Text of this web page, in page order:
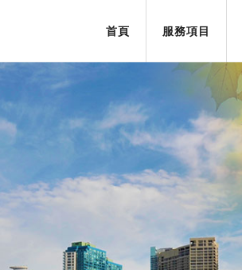
首頁 服務項目